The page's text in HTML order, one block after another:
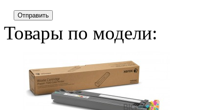
Отправить
Товары по модели: